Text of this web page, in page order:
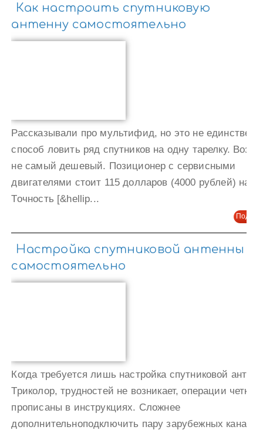
Как настроить спутниковую
антенну самостоятельно
Рассказывали про мультифид, но это не
способ ловить ряд спутников на одну тарелку.
не самый дешевый. Позиционер с сервисными
двигателями стоит 115 долларов (4000 рублей) на
Точность [&hellip...
Настройка спутниковой антенны
самостоятельно
Когда требуется лишь настройка спутниковой
Триколор, трудностей не возникает, операции четко
прописаны в инструкциях. Сложнее
дополнительноподключить пару зарубежных